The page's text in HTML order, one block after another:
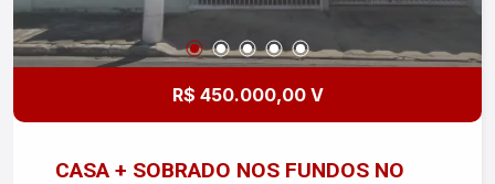
oportunidade! Agende uma visita e venha
conhecer seu novo lar.
R$ 450.000,00 V
CASA + SOBRADO NOS FUNDOS NO